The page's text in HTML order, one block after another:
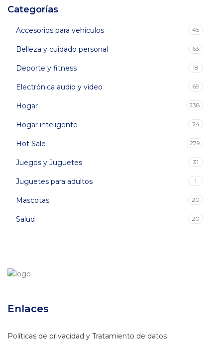
Categorías
Accesorios para vehículos 45
Belleza y cuidado personal 63
Deporte y fitness 18
Electrónica audio y video 69
Hogar 238
Hogar inteligente 24
Hot Sale 279
Juegos y Juguetes 31
Juguetes para adultos 1
Mascotas 20
Salud 20
Enlaces
Políticas de privacidad y Tratamiento de datos